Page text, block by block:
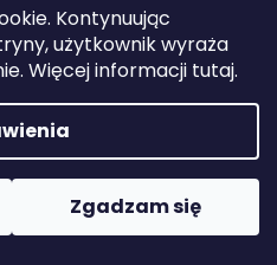
Kontynuując
użytkownik wyraża
Więcej informacji tutaj.
Zgadzam się
Shoptet
. Wszystkie prawa
plików cookie